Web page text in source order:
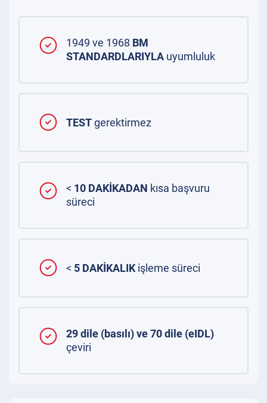
1949 ve 1968 BM
STANDARDLARIYLAuyumluluk
TESTgerektirmez
< 10 DAKİKADAN kısa başvuru
süreci
< 5 DAKİKALIKişleme süreci
29 dile (basılı) ve 70 dile (eIDL)
çeviri